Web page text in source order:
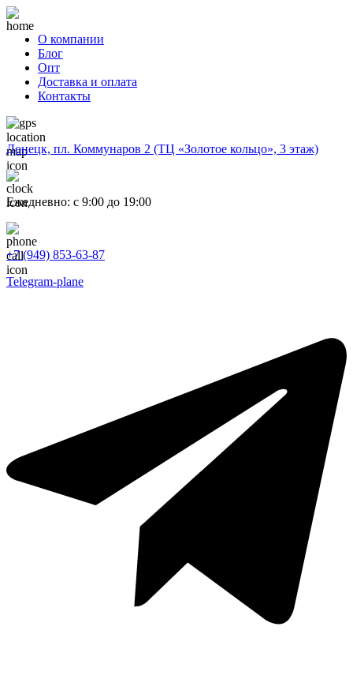
О компании
Блог
Опт
Доставка и оплата
Контакты
Донецк, пл. Коммунаров 2 (ТЦ «Золотое кольцо», 3 этаж)
Ежедневно: с 9:00 до 19:00
+7 (949) 853-63-87
Telegram-plane